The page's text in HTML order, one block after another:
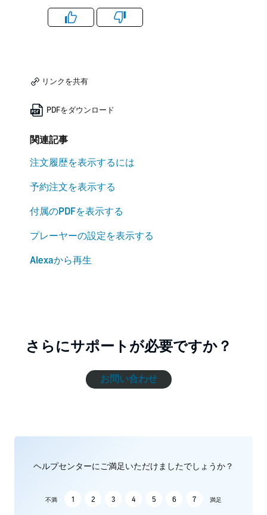
Like Dislike
リンクを共有
PDFをダウンロード
関連記事
注文履歴を表示するには
予約注文を表示する
付属のPDFを表示する
プレーヤーの設定を表示する
Alexaから再生
さらにサポートが必要ですか？
お問い合わせ
ヘルプセンターにご満足いただけましたでしょうか？
不満 1 2 3 4 5 6 7 満足